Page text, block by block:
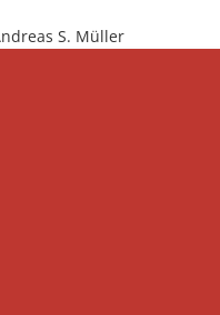
S. Müller